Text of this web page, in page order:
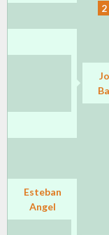
2
Esteban
Angel